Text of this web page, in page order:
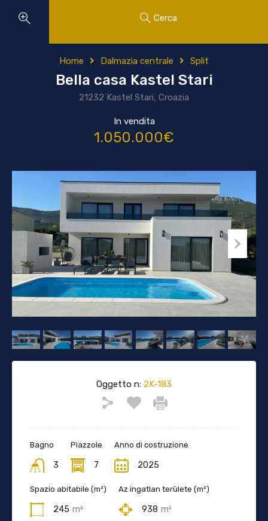
Cerca
Home Dalmazia centrale Split
Bella casa Kastel Stari
21232 Kastel Stari, Croazia
In vendita
1.050.000€
Oggetto n: 2K-183
Bagno
3
Piazzole
7
Anno di costruzione
2025
Spazio abitabile (m²)
245 m²
Az ingatlan területe (m²)
938 m²